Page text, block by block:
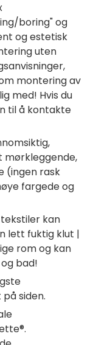
boring" og
og estetisk
uten
montering av
med! Hvis du
til å kontakte
mørkleggende,
(ingen rask
fargede og
kan
lett fuktig klut |
rom og kan
bad!
siden.